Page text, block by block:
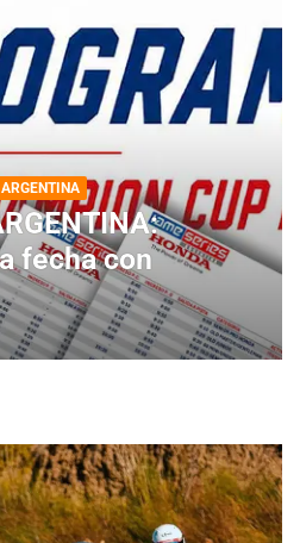
fecha con